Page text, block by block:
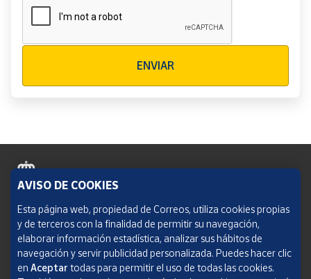
ENVIAR
Política de cookies
Aviso legal
Condiciones del servicio
AVISO DE COOKIES
Esta página web, propiedad de Correos, utiliza cookies propias
y de terceros con la finalidad de permitir su navegación,
elaborar información estadística, analizar sus hábitos de
navegación y servir publicidad personalizada. Puedes hacer clic
en Aceptar todas para permitir el uso de todas las cookies.